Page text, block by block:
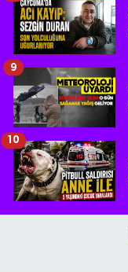
9
10